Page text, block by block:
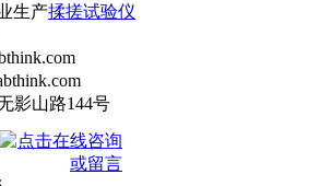
生产揉搓试验仪
影山路144号